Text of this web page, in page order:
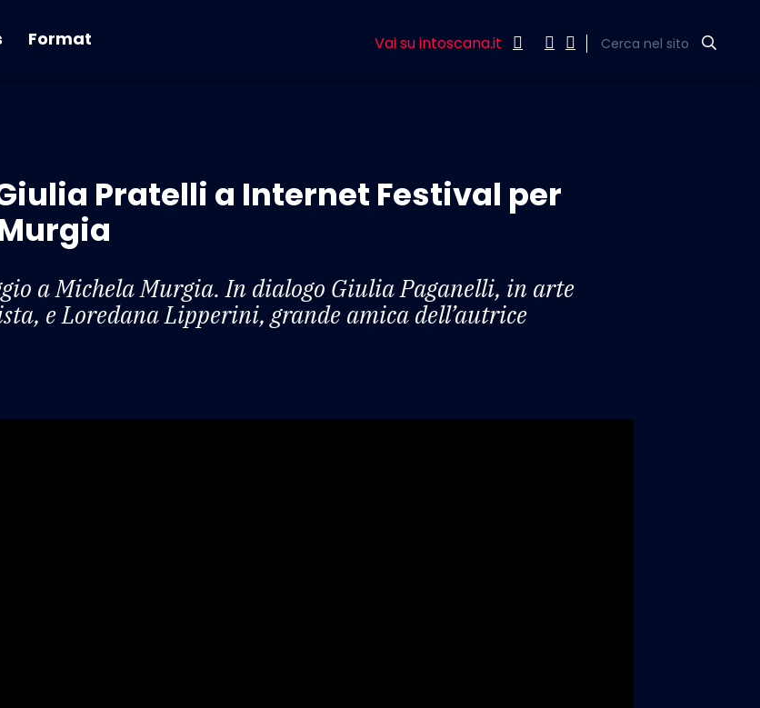
Format Vai su intoscana.it Cerca nel sito
Pratelli a Internet Festival per
a Michela Murgia. In dialogo Giulia Paganelli, in arte
e Loredana Lipperini, grande amica dell’autrice